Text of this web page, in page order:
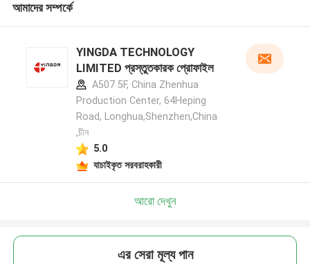
আমাদের সম্পর্কে
YINGDA TECHNOLOGY
LIMITED প্রস্তুতকারক প্রোফাইল
A507 5F, China Zhenhua
Production Center, 64Heping
Road, Longhua,Shenzhen,China
,চীন
5.0
যাচাইকৃত সরবরাহকারী
আরো দেখুন
এর সেরা মূল্য পান